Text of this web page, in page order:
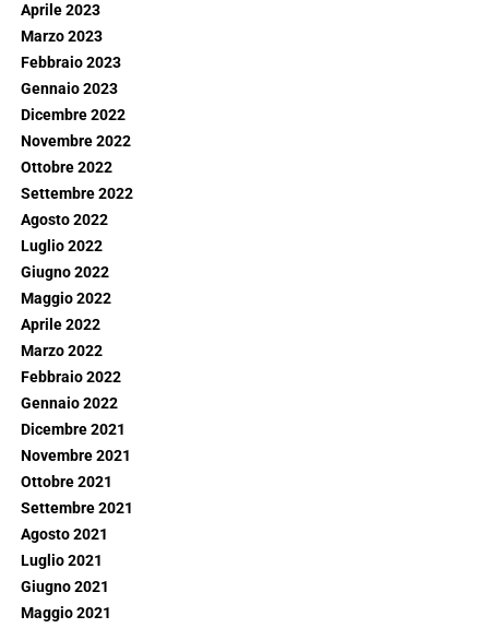
Aprile 2023
Marzo 2023
Febbraio 2023
Gennaio 2023
Dicembre 2022
Novembre 2022
Ottobre 2022
Settembre 2022
Agosto 2022
Luglio 2022
Giugno 2022
Maggio 2022
Aprile 2022
Marzo 2022
Febbraio 2022
Gennaio 2022
Dicembre 2021
Novembre 2021
Ottobre 2021
Settembre 2021
Agosto 2021
Luglio 2021
Giugno 2021
Maggio 2021